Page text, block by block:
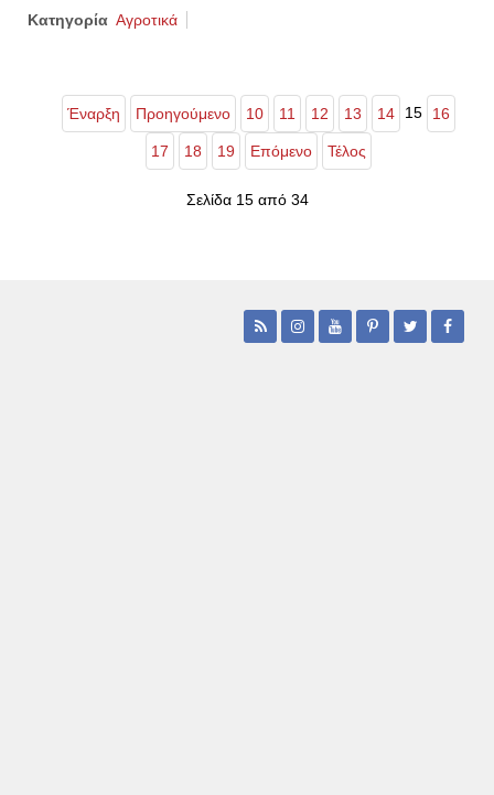
Κατηγορία Αγροτικά
Έναρξη Προηγούμενο 10 11 12 13 14 15 16
17 18 19 Επόμενο Τέλος
Σελίδα 15 από 34